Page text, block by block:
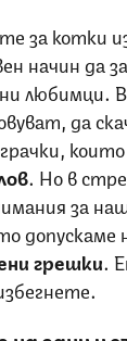
за котки
начин да
любимци.
да
. Но в
за
допускаме
грешки.